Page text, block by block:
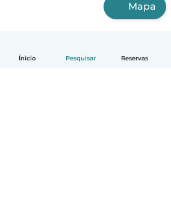
Ínicio Pesquisar Reservas
Mapa